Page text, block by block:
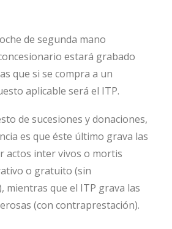
de segunda mano
estará grabado
que si se compra a un
aplicable será el ITP.
de sucesiones y donaciones,
es que éste último grava las
actos inter vivos o mortis
o gratuito (sin
mientras que el ITP grava las
(con contraprestación).